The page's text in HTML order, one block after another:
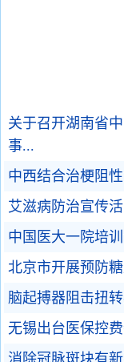
关于召开湖南省
事...
中西结合治梗阻
艾滋病防治宣传
中国医大一院培
北京市开展预防
脑起搏器阻击扭
无锡出台医保控
消除冠脉斑块有